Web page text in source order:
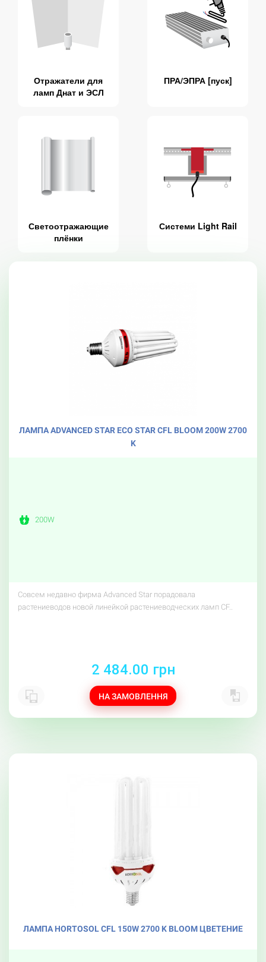
Отражатели для
ламп Днат и ЭСЛ
ПРА/ЭПРА [пуск]
Светоотражающие
плёнки
Системи Light Rail
ЛАМПА ADVANCED STAR ECO STAR CFL BLOOM 200W 2700
K
200W
Совсем недавно фирма Advanced Star порадовала
растениеводов новой линейкой растениеводческих ламп CF..
2 484.00 грн
НА ЗАМОВЛЕННЯ
ЛАМПА HORTOSOL CFL 150W 2700 K BLOOM ЦВЕТЕНИЕ